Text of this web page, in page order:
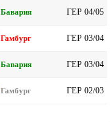
Бавария ГЕР 04/05
Гамбург ГЕР 03/04
Бавария ГЕР 03/04
Гамбург ГЕР 02/03